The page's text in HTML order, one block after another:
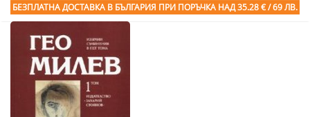
БЕЗПЛАТНА ДОСТАВКА В БЪЛГАРИЯ ПРИ ПОРЪЧКА НАД 35.28 € / 69 ЛВ.